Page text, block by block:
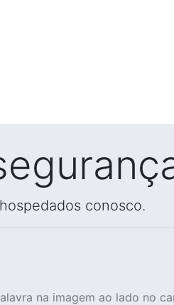
conosco.
na imagem ao lado no